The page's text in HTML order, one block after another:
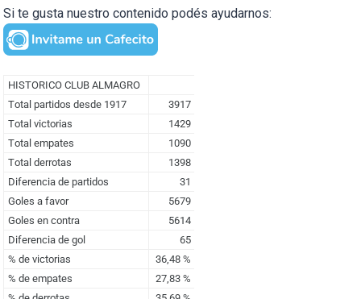
Si te gusta nuestro contenido podés ayudarnos: